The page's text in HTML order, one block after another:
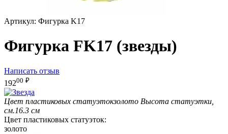
Артикул: Фигурка K17
Фигурка FK17 (звезды)
Написать отзыв
19200 ₽
Цвет пластиковых статуэтокзолото Высота статуэтки,
см.16.3 см
Цвет пластиковых статуэток:
золото